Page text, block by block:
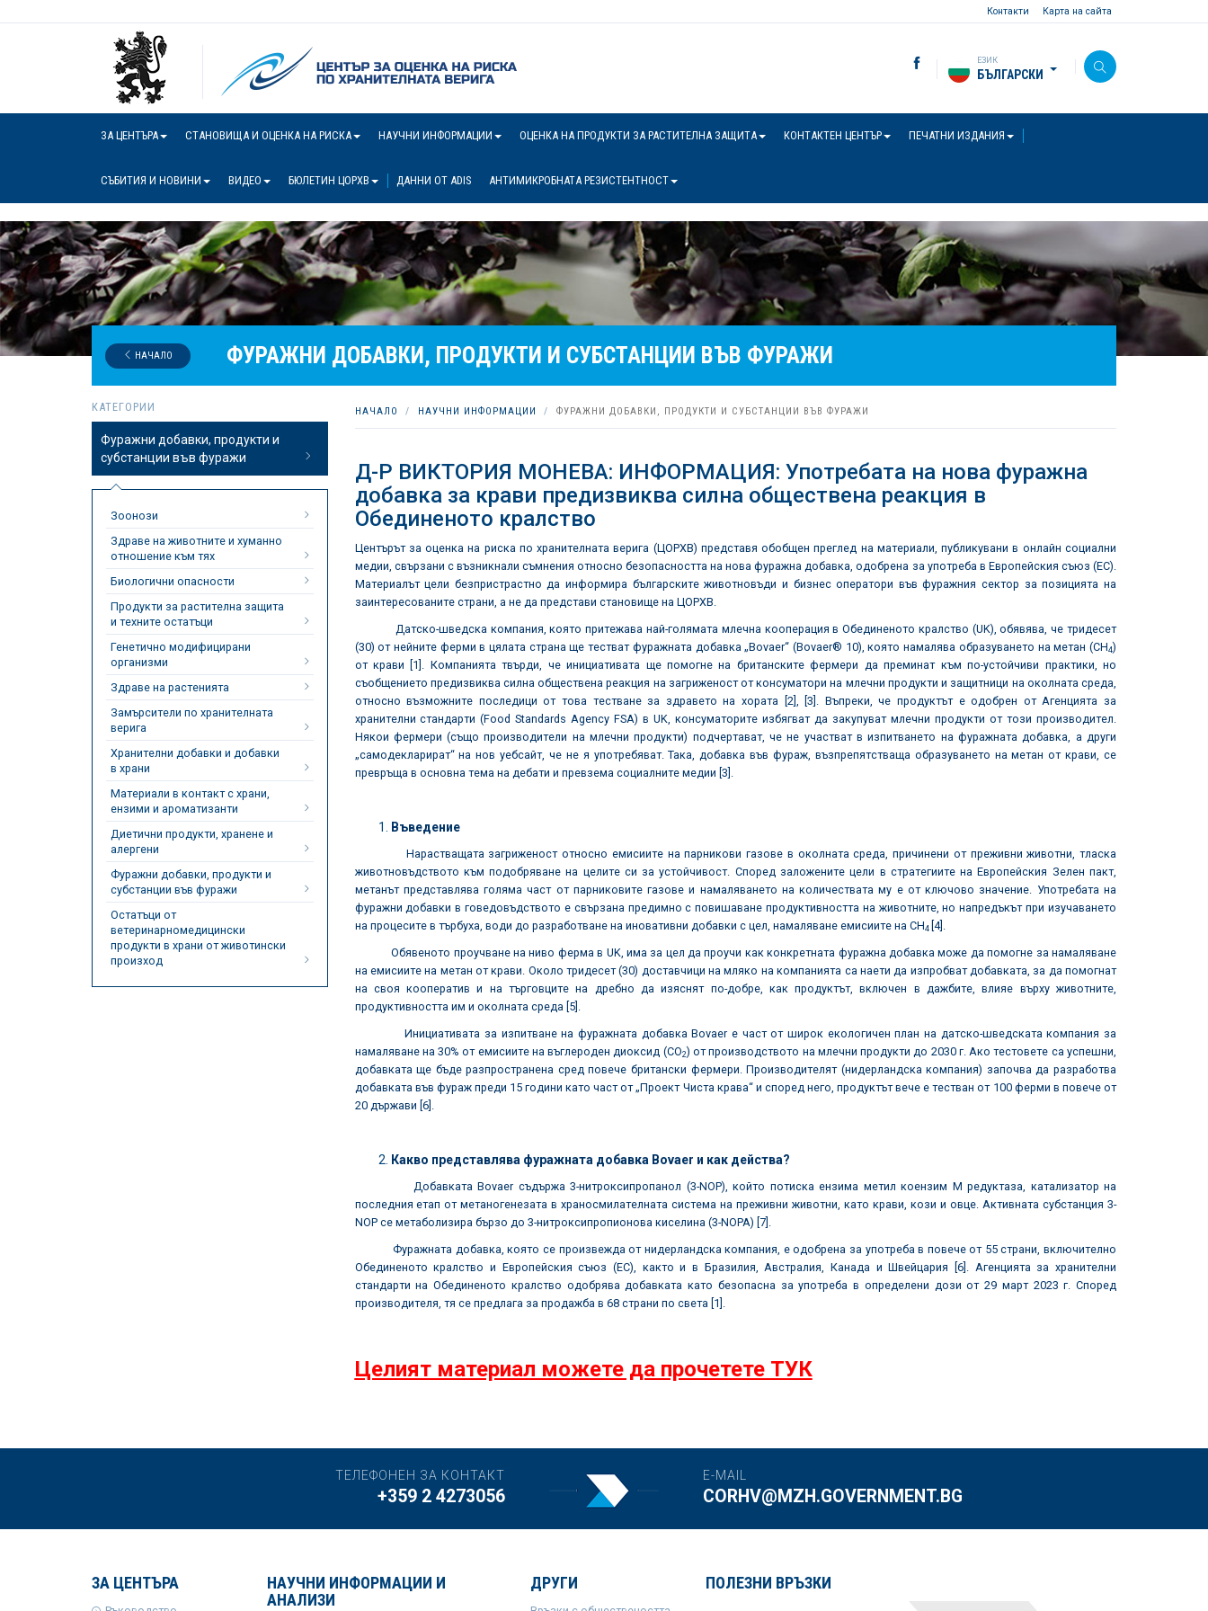
Контакти Карта на сайта
ЕЗИК
БЪЛГАРСКИ
ЗА ЦЕНТЪРА СТАНОВИЩА И ОЦЕНКА НА РИСКА НАУЧНИ ИНФОРМАЦИИ ОЦЕНКА НА ПРОДУКТИ ЗА РАСТИТЕЛНА ЗАЩИТА КОНТАКТЕН ЦЕНТЪР ПЕЧАТНИ ИЗДАНИЯ
СЪБИТИЯ И НОВИНИ ВИДЕО БЮЛЕТИН ЦОРХВ ДАННИ ОТ ADIS АНТИМИКРОБНАТА РЕЗИСТЕНТНОСТ
ФУРАЖНИ ДОБАВКИ, ПРОДУКТИ И СУБСТАНЦИИ ВЪВ ФУРАЖИ
НАЧАЛО
КАТЕГОРИИ
Фуражни добавки, продукти и
субстанции във фуражи
Зоонози
Здраве на животните и хуманно
отношение към тях
Биологични опасности
Продукти за растителна защита
и техните остатъци
Генетично модифицирани
организми
Здраве на растенията
Замърсители по хранителната
верига
Хранителни добавки и добавки
в храни
Материали в контакт с храни,
ензими и ароматизанти
Диетични продукти, хранене и
алергени
Фуражни добавки, продукти и
субстанции във фуражи
Остатъци от
ветеринарномедицински
продукти в храни от животински
произход
НАЧАЛО НАУЧНИ ИНФОРМАЦИИ ФУРАЖНИ ДОБАВКИ, ПРОДУКТИ И СУБСТАНЦИИ ВЪВ ФУРАЖИ
Д-Р ВИКТОРИЯ МОНЕВА: ИНФОРМАЦИЯ: Употребата на нова фуражна
добавка за крави предизвиква силна обществена реакция в
Обединеното кралство
Центърът за оценка на риска по хранителната верига (ЦОРХВ) представя обобщен преглед на материали, публикувани в онлайн социални
медии, свързани с възникнали съмнения относно безопасността на нова фуражна добавка, одобрена за употреба в Европейския съюз (ЕС).
Материалът цели безпристрастно да информира българските животновъди и бизнес оператори във фуражния сектор за позицията на
заинтересованите страни, а не да представи становище на ЦОРХВ.
Датско-шведска компания, която притежава най-голямата млечна кооперация в Обединеното кралство (UK), обявява, че тридесет
(30) от нейните ферми в цялата страна ще тестват фуражната добавка „Bovaer“ (Bovaer® 10), която намалява образуването на метан (СН4)
от крави [1]. Компанията твърди, че инициативата ще помогне на британските фермери да преминат към по-устойчиви практики, но
съобщението предизвиква силна обществена реакция на загриженост от консуматори на млечни продукти и защитници на околната среда,
относно възможните последици от това тестване за здравето на хората [2], [3]. Въпреки, че продуктът е одобрен от Агенцията за
хранителни стандарти (Food Standards Agency FSA) в UK, консуматорите избягват да закупуват млечни продукти от този производител.
Някои фермери (също производители на млечни продукти) подчертават, че не участват в изпитването на фуражната добавка, а други
„самодекларират“ на нов уебсайт, че не я употребяват. Така, добавка във фураж, възпрепятстваща образуването на метан от крави, се
превръща в основна тема на дебати и превзема социалните медии [3].
Въведение
Нарастващата загриженост относно емисиите на парникови газове в околната среда, причинени от преживни животни, тласка
животновъдството към подобряване на целите си за устойчивост. Според заложените цели в стратегиите на Европейския Зелен пакт,
метанът представлява голяма част от парниковите газове и намаляването на количествата му е от ключово значение. Употребата на
фуражни добавки в говедовъдството е свързана предимно с повишаване продуктивността на животните, но напредъкът при изучаването
на процесите в търбуха, води до разработване на иновативни добавки с цел, намаляване емисиите на СН4 [4].
Обявеното проучване на ниво ферма в UK, има за цел да проучи как конкретната фуражна добавка може да помогне за намаляване
на емисиите на метан от крави. Около тридесет (30) доставчици на мляко на компанията са наети да изпробват добавката, за да помогнат
на своя кооператив и на търговците на дребно да изяснят по-добре, как продуктът, включен в дажбите, влияе върху животните,
продуктивността им и околната среда [5].
Инициативата за изпитване на фуражната добавка Bovaer е част от широк екологичен план на датско-шведската компания за
намаляване на 30% от емисиите на въглероден диоксид (CO2) от производството на млечни продукти до 2030 г. Ако тестовете са успешни,
добавката ще бъде разпространена сред повече британски фермери. Производителят (нидерландска компания) започва да разработва
добавката във фураж преди 15 години като част от „Проект Чиста крава“ и според него, продуктът вече е тестван от 100 ферми в повече от
20 държави [6].
Какво представлява фуражната добавка Bovaer и как действа?
Добавката Bovaer съдържа 3-нитроксипропанол (3-NOP), който потиска ензима метил коензим М редуктаза, катализатор на
последния етап от метаногенезата в храносмилателната система на преживни животни, като крави, кози и овце. Активната субстанция 3-
NOP се метаболизира бързо до 3-нитроксипропионова киселина (3-NOPA) [7].
Фуражната добавка, която се произвежда от нидерландска компания, е одобрена за употреба в повече от 55 страни, включително
Обединеното кралство и Европейския съюз (ЕС), както и в Бразилия, Австралия, Канада и Швейцария [6]. Агенцията за хранителни
стандарти на Обединеното кралство одобрява добавката като безопасна за употреба в определени дози от 29 март 2023 г. Според
производителя, тя се предлага за продажба в 68 страни по света [1].
Целият материал можете да прочетете ТУК
ТЕЛЕФОНЕН ЗА КОНТАКТ
+359 2 4273056
E-MAIL
CORHV@MZH.GOVERNMENT.BG
ЗА ЦЕНТЪРА
НАУЧНИ ИНФОРМАЦИИ И
АНАЛИЗИ
ДРУГИ ПОЛЕЗНИ ВРЪЗКИ